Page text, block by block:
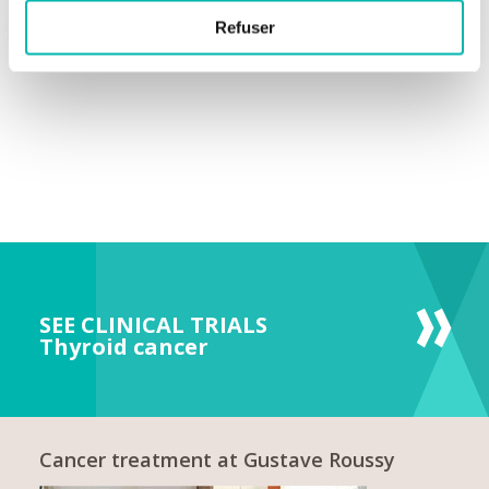
Refuser
SEE CLINICAL TRIALS
Thyroid cancer
Cancer treatment at Gustave Roussy